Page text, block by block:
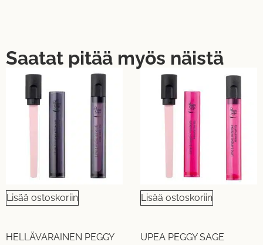
Saatat pitää myös näistä
Lisää ostoskoriin
HELLÄVARAINEN PEGGY
Lisää ostoskoriin
UPEA PEGGY SAGE